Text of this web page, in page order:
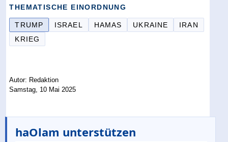
THEMATISCHE EINORDNUNG
TRUMP ISRAEL HAMAS UKRAINE
IRAN
KRIEG
Autor: Redaktion
Samstag, 10 Mai 2025
haOlam unterstützen